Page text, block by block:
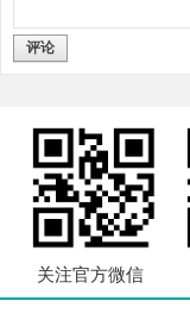
评论
关注官方微信